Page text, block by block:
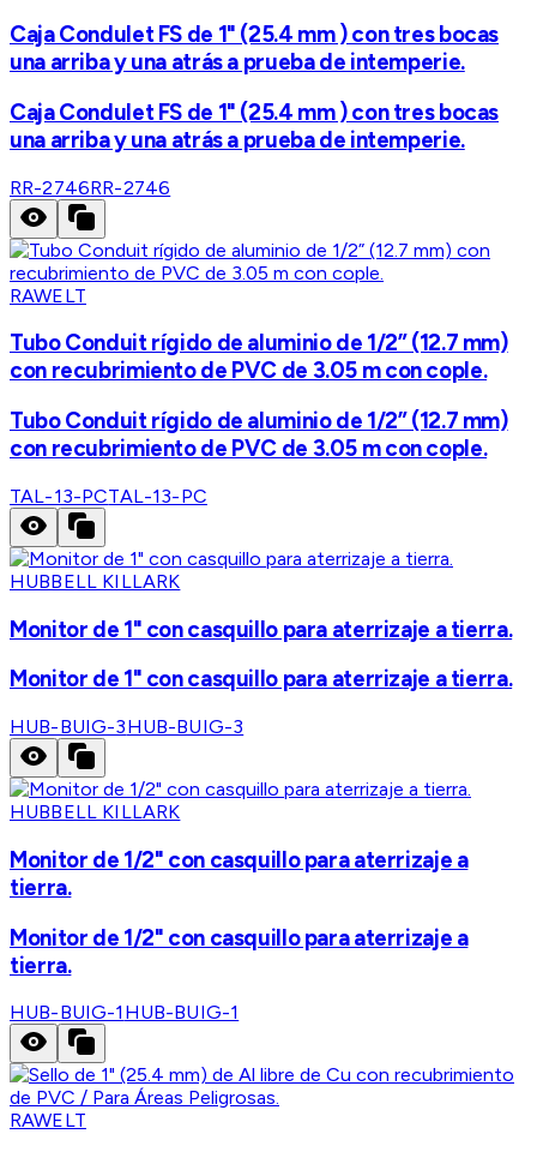
Caja Condulet FS de 1" (25.4 mm ) con tres bocas
una arriba y una atrás a prueba de intemperie.
Caja Condulet FS de 1" (25.4 mm ) con tres bocas
una arriba y una atrás a prueba de intemperie.
RR-2746RR-2746
RAWELT
Tubo Conduit rígido de aluminio de 1/2” (12.7 mm)
con recubrimiento de PVC de 3.05 m con cople.
Tubo Conduit rígido de aluminio de 1/2” (12.7 mm)
con recubrimiento de PVC de 3.05 m con cople.
TAL-13-PCTAL-13-PC
HUBBELL KILLARK
Monitor de 1" con casquillo para aterrizaje a tierra.
Monitor de 1" con casquillo para aterrizaje a tierra.
HUB-BUIG-3HUB-BUIG-3
HUBBELL KILLARK
Monitor de 1/2" con casquillo para aterrizaje a
tierra.
Monitor de 1/2" con casquillo para aterrizaje a
tierra.
HUB-BUIG-1 HUB-BUIG-1
RAWELT